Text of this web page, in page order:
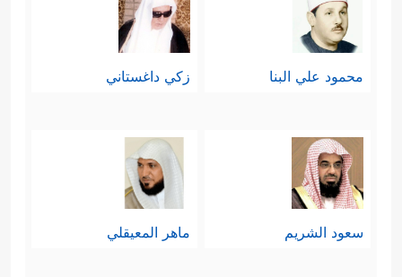
محمود علي البنا زكي داغستاني
سعود الشريم ماهر المعيقلي